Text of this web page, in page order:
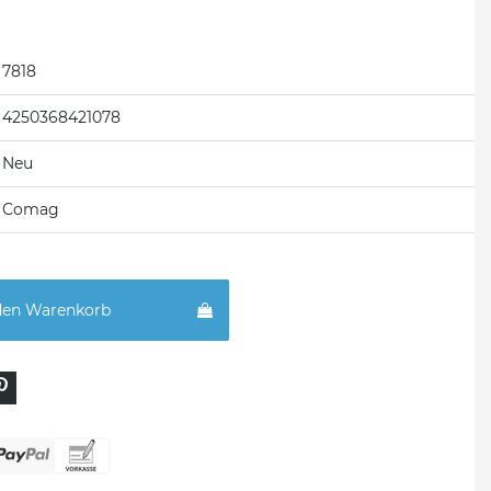
7818
4250368421078
Neu
Comag
Warenkorb